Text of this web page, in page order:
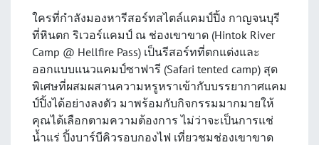
ใครที่กำลังมองหารีสอร์ทสไตล์แคมป์ปิ้ง กาญจนบุรี
ที่หินตก ริเวอร์แคมป์ ณ ช่องเขาขาด (Hintok River
Camp @ Hellfire Pass) เป็นรีสอร์ทที่ตกแต่งและ
ออกแบบแนวแคมป์ซาฟารี (Safari tented camp) สุด
พิเศษที่ผสมผสานความหรูหราเข้ากับบรรยากาศแคม
ป์ปิ้งได้อย่างลงตัว มาพร้อมกับกิจกรรมมากมายให้
คุณได้เลือกตามความต้องการ ไม่ว่าจะเป็นการแช่
น้ำแร่ ปิ้งบาร์บีคิวรอบกองไฟ เที่ยวชมช่องเขาขาด